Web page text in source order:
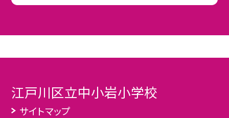
江戸川区立中小岩小学校
サイトマップ